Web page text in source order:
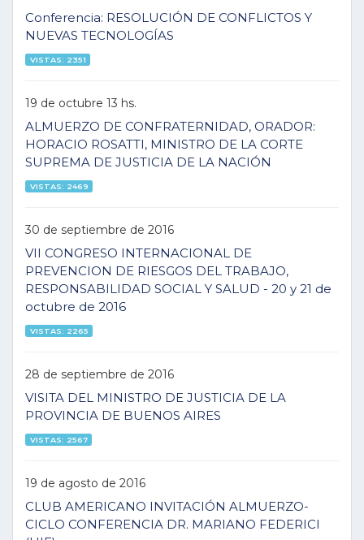
Conferencia: RESOLUCIÓN DE CONFLICTOS Y
NUEVAS TECNOLOGÍAS
VISTAS: 2351
19 de octubre 13 hs.
ALMUERZO DE CONFRATERNIDAD, ORADOR:
HORACIO ROSATTI, MINISTRO DE LA CORTE
SUPREMA DE JUSTICIA DE LA NACIÓN
VISTAS: 2469
30 de septiembre de 2016
VII CONGRESO INTERNACIONAL DE
PREVENCION DE RIESGOS DEL TRABAJO,
RESPONSABILIDAD SOCIAL Y SALUD - 20 y 21 de
octubre de 2016
VISTAS: 2265
28 de septiembre de 2016
VISITA DEL MINISTRO DE JUSTICIA DE LA
PROVINCIA DE BUENOS AIRES
VISTAS: 2567
19 de agosto de 2016
CLUB AMERICANO INVITACIÓN ALMUERZO-
CICLO CONFERENCIA DR. MARIANO FEDERICI